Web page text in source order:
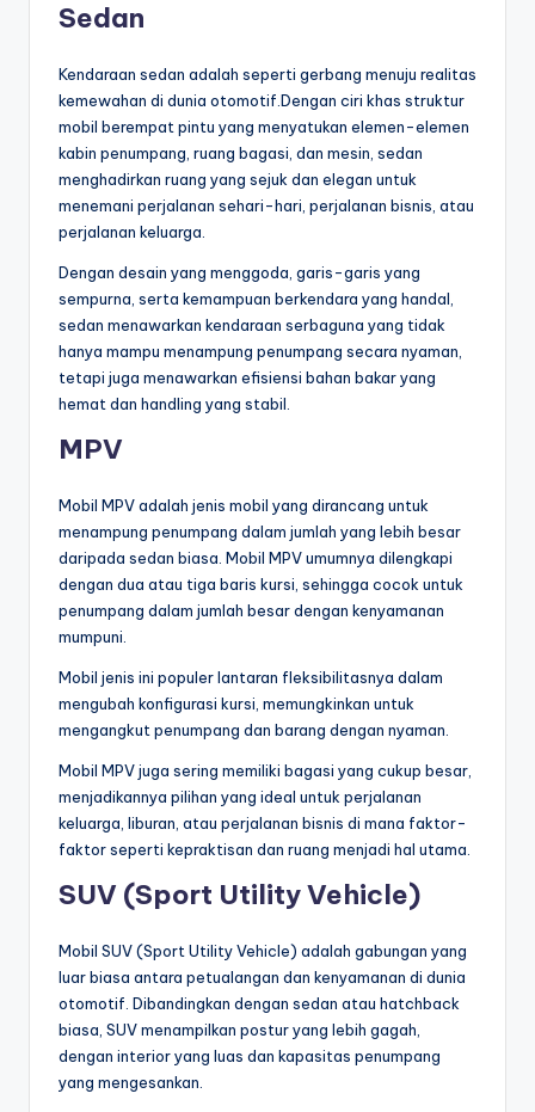
Sedan
Kendaraan sedan adalah seperti gerbang menuju realitas
kemewahan di dunia otomotif.Dengan ciri khas struktur
mobil berempat pintu yang menyatukan elemen-elemen
kabin penumpang, ruang bagasi, dan mesin, sedan
menghadirkan ruang yang sejuk dan elegan untuk
menemani perjalanan sehari-hari, perjalanan bisnis, atau
perjalanan keluarga.
Dengan desain yang menggoda, garis-garis yang
sempurna, serta kemampuan berkendara yang handal,
sedan menawarkan kendaraan serbaguna yang tidak
hanya mampu menampung penumpang secara nyaman,
tetapi juga menawarkan efisiensi bahan bakar yang
hemat dan handling yang stabil.
MPV
Mobil MPV adalah jenis mobil yang dirancang untuk
menampung penumpang dalam jumlah yang lebih besar
daripada sedan biasa. Mobil MPV umumnya dilengkapi
dengan dua atau tiga baris kursi, sehingga cocok untuk
penumpang dalam jumlah besar dengan kenyamanan
mumpuni.
Mobil jenis ini populer lantaran fleksibilitasnya dalam
mengubah konfigurasi kursi, memungkinkan untuk
mengangkut penumpang dan barang dengan nyaman.
Mobil MPV juga sering memiliki bagasi yang cukup besar,
menjadikannya pilihan yang ideal untuk perjalanan
keluarga, liburan, atau perjalanan bisnis di mana faktor-
faktor seperti kepraktisan dan ruang menjadi hal utama.
SUV (Sport Utility Vehicle)
Mobil SUV (Sport Utility Vehicle) adalah gabungan yang
luar biasa antara petualangan dan kenyamanan di dunia
otomotif. Dibandingkan dengan sedan atau hatchback
biasa, SUV menampilkan postur yang lebih gagah,
dengan interior yang luas dan kapasitas penumpang
yang mengesankan.